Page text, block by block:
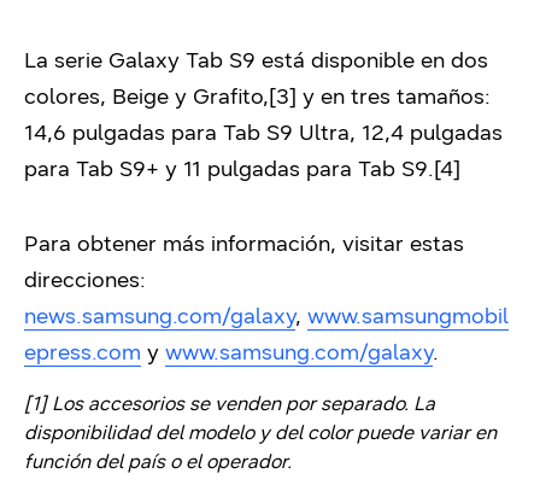
La serie Galaxy Tab S9 está disponible en dos
colores, Beige y Grafito,[3] y en tres tamaños:
14,6 pulgadas para Tab S9 Ultra, 12,4 pulgadas
para Tab S9+ y 11 pulgadas para Tab S9.[4]
Para obtener más información, visitar estas
direcciones:
news.samsung.com/galaxy, www.samsungmobil
epress.com y www.samsung.com/galaxy.
[1] Los accesorios se venden por separado. La
disponibilidad del modelo y del color puede variar en
función del país o el operador.